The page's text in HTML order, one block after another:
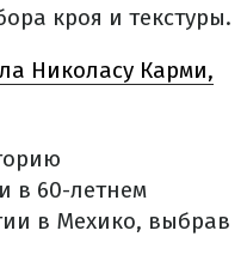
кроя и текстуры.
Николасу Карми,
в 60-летнем
в Мехико, выбрав